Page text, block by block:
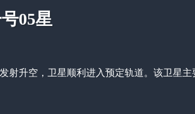
05星
射升空，卫星顺利进入预定轨道。该卫星